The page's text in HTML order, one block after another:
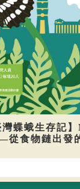
灣蝶蛾生存記
食物鏈出發